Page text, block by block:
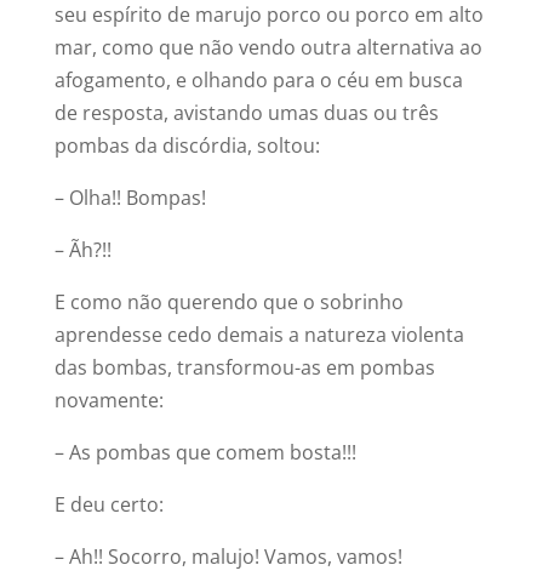
seu espírito de marujo porco ou porco em alto
mar, como que não vendo outra alternativa ao
afogamento, e olhando para o céu em busca
de resposta, avistando umas duas ou três
pombas da discórdia, soltou:
– Olha!! Bompas!
– Ãh?!!
E como não querendo que o sobrinho
aprendesse cedo demais a natureza violenta
das bombas, transformou-as em pombas
novamente:
– As pombas que comem bosta!!!
E deu certo:
– Ah!! Socorro, malujo! Vamos, vamos!